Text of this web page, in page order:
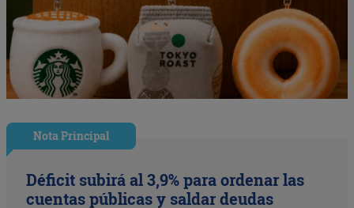
Nota Principal
Déficit subirá al 3,9% para ordenar las
cuentas públicas y saldar deudas